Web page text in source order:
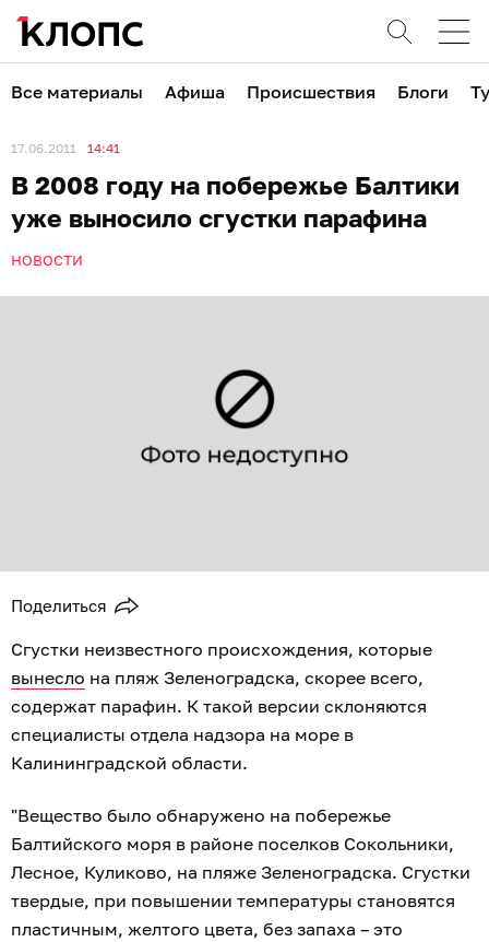
Все материалы Афиша Происшествия Блоги
17.06.2011 14:41
В 2008 году на побережье Балтики
уже выносило сгустки парафина
НОВОСТИ
Поделиться
Сгустки неизвестного происхождения, которые
вынесло на пляж Зеленоградска, скорее всего,
содержат парафин. К такой версии склоняются
специалисты отдела надзора на море в
Калининградской области.
"Вещество было обнаружено на побережье
Балтийского моря в районе поселков Сокольники,
Лесное, Куликово, на пляже Зеленоградска. Сгустки
твердые, при повышении температуры становятся
пластичным, желтого цвета, без запаха – это